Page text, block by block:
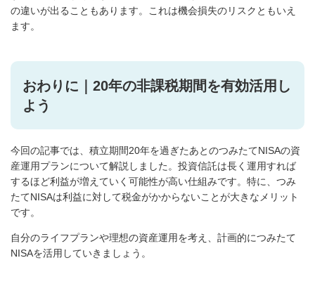
の違いが出ることもあります。これは機会損失のリスクともいえ
ます。
おわりに｜20年の非課税期間を有効活用し
よう
今回の記事では、積立期間20年を過ぎたあとのつみたてNISAの資
産運用プランについて解説しました。投資信託は長く運用すれば
するほど利益が増えていく可能性が高い仕組みです。特に、つみ
たてNISAは利益に対して税金がかからないことが大きなメリット
です。
自分のライフプランや理想の資産運用を考え、計画的につみたて
NISAを活用していきましょう。